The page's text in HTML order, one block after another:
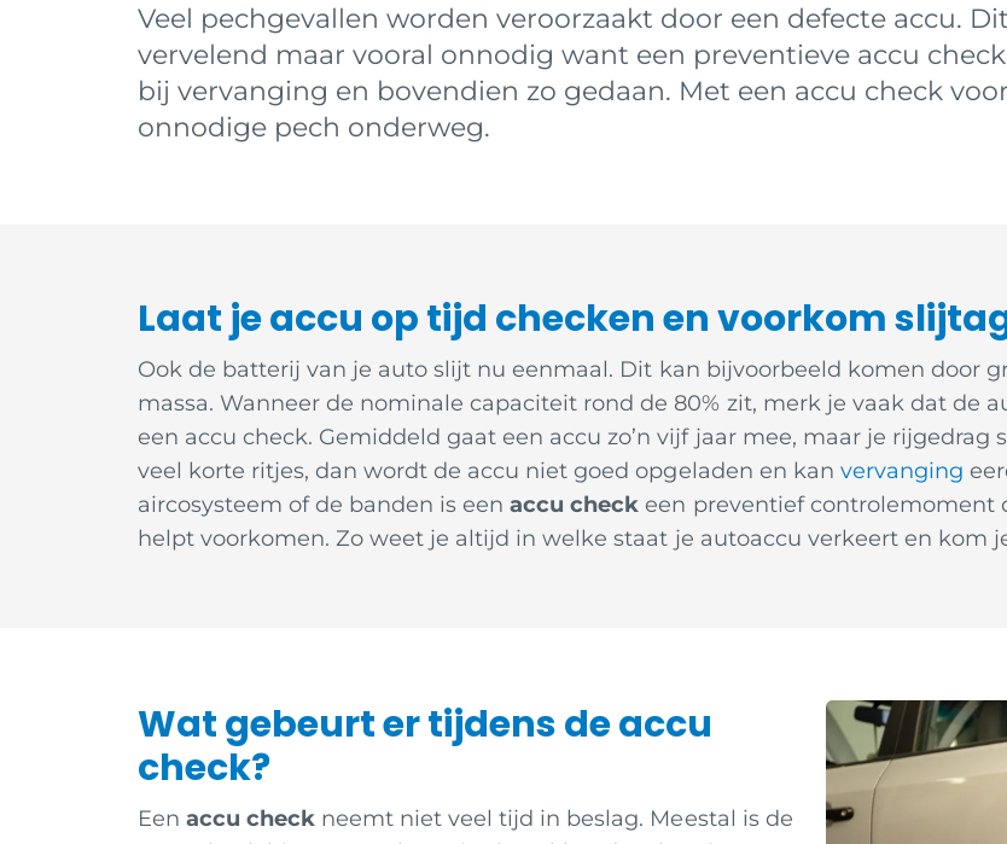
Veel pechgevallen worden veroorzaakt door een defecte accu.
vervelend maar vooral onnodig want een preventieve accu
bij vervanging en bovendien zo gedaan. Met een accu check
onnodige pech onderweg.
Laat je accu op tijd checken en voorkom
Ook de batterij van je auto slijt nu eenmaal. Dit kan bijvoorbeeld komen door
massa. Wanneer de nominale capaciteit rond de 80% zit, merk je vaak dat de
een accu check. Gemiddeld gaat een accu zo’n vijf jaar mee, maar je
veel korte ritjes, dan wordt de accu niet goed opgeladen en kan vervanging
aircosysteem of de banden is eenaccu check een preventief controlemoment
helpt voorkomen. Zo weet je altijd in welke staat je autoaccu verkeert en kom
Wat gebeurt er tijdens de accu
check?
Eenaccu check neemt niet veel tijd in beslag. Meestal is de